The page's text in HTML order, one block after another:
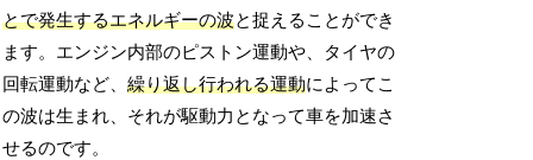
とで発生するエネルギーの波と捉えることができ
ます。エンジン内部のピストン運動や、タイヤの
回転運動など、繰り返し行われる運動によってこ
の波は生まれ、それが駆動力となって車を加速さ
せるのです。